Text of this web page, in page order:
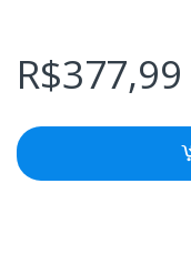
R$377,99